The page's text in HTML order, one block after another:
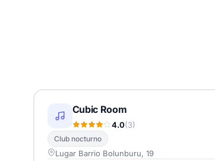
Cubic Room
4.0(3)
Club nocturno
Lugar Barrio Bolunburu, 19